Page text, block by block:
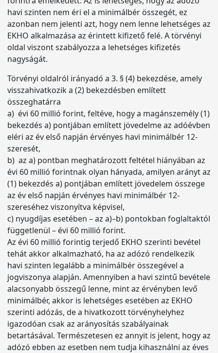
havi szinten nem éri el a minimálbér összegét, ez
azonban nem jelenti azt, hogy nem lenne lehetséges az
EKHO alkalmazása az érintett kifizető felé. A törvényi
oldal viszont szabályozza a lehetséges kifizetés
nagyságát.
Törvényi oldalról irányadó a 3. § (4) bekezdése, amely
visszahivatkozik a (2) bekezdésben említett
összeghatárra
a) évi 60 millió forint, feltéve, hogy a magánszemély (1)
bekezdés a) pontjában említett jövedelme az adóévben
eléri az év első napján érvényes havi minimálbér 12-
szeresét,
b) az a) pontban meghatározott feltétel hiányában az
évi 60 millió forintnak olyan hányada, amilyen arányt az
(1) bekezdés a) pontjában említett jövedelem összege
az év első napján érvényes havi minimálbér 12-
szereséhez viszonyítva képvisel,
c) nyugdíjas esetében – az a)–b) pontokban foglaltaktól
függetlenül – évi 60 millió forint.
Az évi 60 millió forintig terjedő EKHO szerinti bevétel
tehát akkor alkalmazható, ha az adózó rendelkezik
havi szinten legalább a minimálbér összegével a
jogviszonya alapján. Amennyiben a havi szintű bevétele
alacsonyabb összegű lenne, mint az érvényben levő
minimálbér, akkor is lehetséges esetében az EKHO
szerinti adózás, de a hivatkozott törvényhelyhez
igazodóan csak az arányosítás szabályainak
betartásával. Természetesen ez annyit is jelent, hogy az
adózó ebben az esetben nem tudja kihasználni az éves